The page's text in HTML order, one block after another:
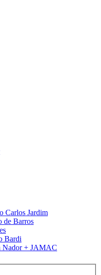
Carlos Jardim
de Barros
Bardi
Nador + JAMAC